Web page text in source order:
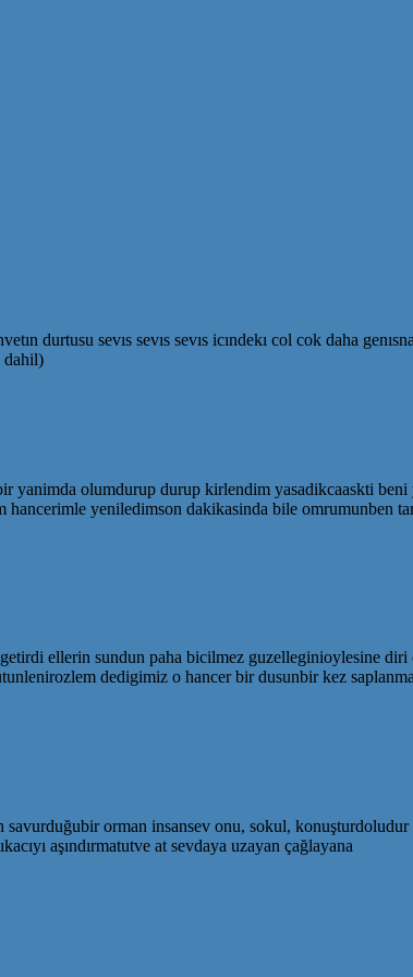
durtusu sevıs sevıs sevıs icındekı col cok daha
dahil)
olumdurup durup kirlendim yasadikcaaskti beni
yeniledimson dakikasinda bile omrumunben
ellerin sundun paha bicilmez guzelleginioylesine diri
dedigimiz o hancer bir dusunbir kez
savurduğubir orman insansev onu, sokul,
aşındırmatutve at sevdaya uzayan çağlayana